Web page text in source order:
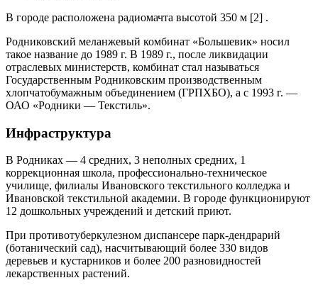
В городе расположена радиомачта высотой 350 м [2] .
Родниковский меланжевый комбинат «Большевик» носил
такое название до 1989 г. В 1989 г., после ликвидации
отраслевых министерств, комбинат стал называться
Государственным Родниковским производственным
хлопчатобумажным объединением (ГРПХБО), а с 1993 г. —
ОАО «Родники — Текстиль».
Инфраструктура
В Родниках — 4 средних, 3 неполных средних, 1
коррекционная школа, профессионально-техническое
училище, филиалы Ивановского текстильного колледжа и
Ивановской текстильной академии. В городе функционируют
12 дошкольных учреждений и детский приют.
При противотуберкулезном диспансере парк-дендрарий
(ботанический сад), насчитывающий более 330 видов
деревьев и кустарников и более 200 разновидностей
лекарственных растений.